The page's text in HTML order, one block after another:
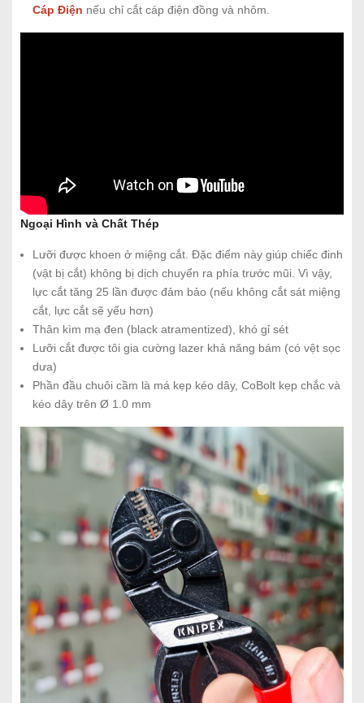
Cáp Điện nếu chỉ cắt cáp điện đồng và nhôm.
Ngoại Hình và Chất Thép
Lưỡi được khoen ở miệng cắt. Đặc điểm này giúp chiếc đinh
(vật bị cắt) không bị dịch chuyển ra phía trước mũi. Vì vậy,
lực cắt tăng 25 lần được đảm bảo (nếu không cắt sát miệng
cắt, lực cắt sẽ yếu hơn)
Thân kìm mạ đen (black atramentized), khó gỉ sét
Lưỡi cắt được tôi gia cường lazer khả năng bám (có vệt sọc
dưa)
Phần đầu chuôi cầm là má kẹp kéo dây, CoBolt kẹp chắc và
kéo dây trên Ø 1.0 mm